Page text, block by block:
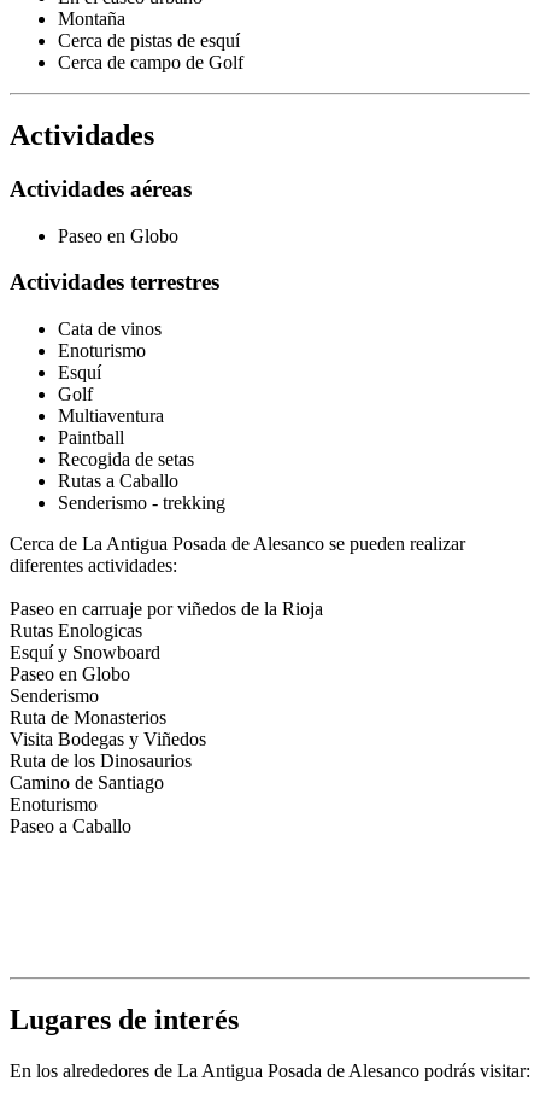
Montaña
Cerca de pistas de esquí
Cerca de campo de Golf
Actividades
Actividades aéreas
Paseo en Globo
Actividades terrestres
Cata de vinos
Enoturismo
Esquí
Golf
Multiaventura
Paintball
Recogida de setas
Rutas a Caballo
Senderismo - trekking
Cerca de La Antigua Posada de Alesanco se pueden realizar
diferentes actividades:
Paseo en carruaje por viñedos de la Rioja
Rutas Enologicas
Esquí y Snowboard
Paseo en Globo
Senderismo
Ruta de Monasterios
Visita Bodegas y Viñedos
Ruta de los Dinosaurios
Camino de Santiago
Enoturismo
Paseo a Caballo
Lugares de interés
En los alrededores de La Antigua Posada de Alesanco podrás visitar: